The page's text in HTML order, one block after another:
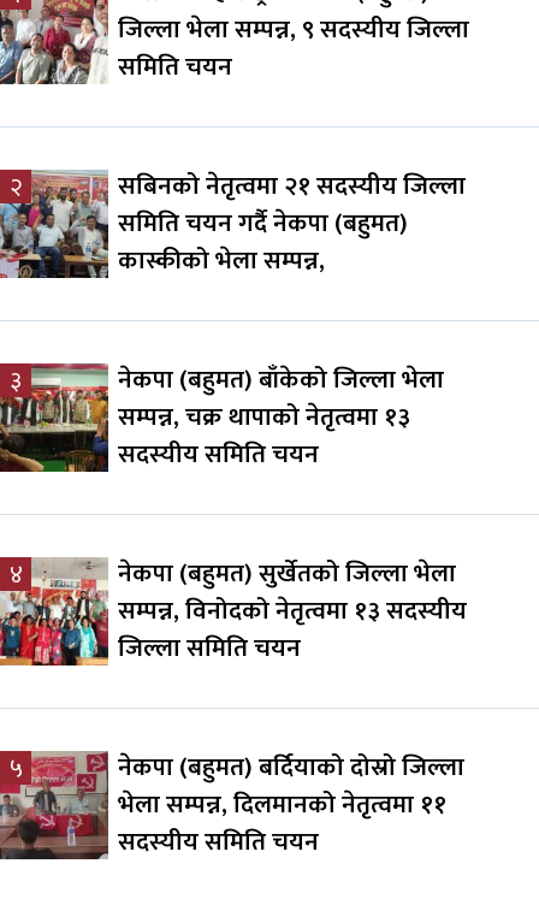
जिल्ला भेला सम्पन्न, ९ सदस्यीय जिल्ला
समिति चयन
२
सबिनको नेतृत्वमा २१ सदस्यीय जिल्ला
समिति चयन गर्दै नेकपा (बहुमत)
कास्कीको भेला सम्पन्न,
३
नेकपा (बहुमत) बाँकेको जिल्ला भेला
सम्पन्न, चक्र थापाको नेतृत्वमा १३
सदस्यीय समिति चयन
४
नेकपा (बहुमत) सुर्खेतको जिल्ला भेला
सम्पन्न, विनोदको नेतृत्वमा १३ सदस्यीय
जिल्ला समिति चयन
५
नेकपा (बहुमत) बर्दियाको दोस्रो जिल्ला
भेला सम्पन्न, दिलमानको नेतृत्वमा ११
सदस्यीय समिति चयन